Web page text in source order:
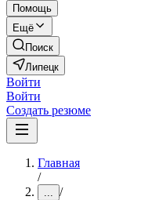
Помощь
Ещё
Поиск
Липецк
Войти
Войти
Создать резюме
Главная
/
... /